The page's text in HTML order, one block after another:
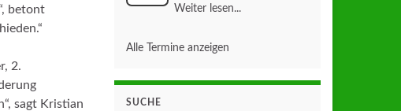
betont
2.
sagt Kristian
Weiter lesen...
Alle Termine anzeigen
SUCHE